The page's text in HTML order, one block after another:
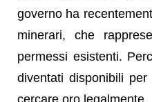
governo ha
minerari, che
permessi esistenti.
diventati disponibili
cercare oro legalmente.